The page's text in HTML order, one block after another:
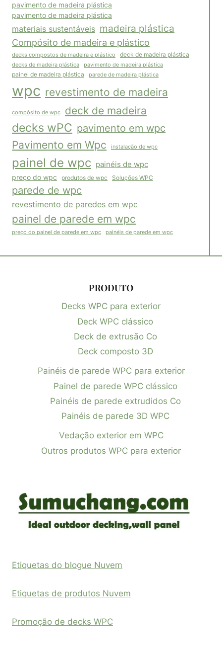
pavimento de madeira plástica
pavimento de madeira plástica
materiais sustentáveis madeira plástica
Compósito de madeira e plástico
decks compostos de madeira e plástico deck de madeira plástica
decks de madeira plástica pavimento de madeira plástica
painel de madeira plástica parede de madeira plástica
wpc revestimento de madeira
compósito de wpc deck de madeira
decks wPC pavimento em wpc
Pavimento em Wpc instalação de wpc
painel de wpc painéis de wpc
preço do wpc produtos de wpc Soluções WPC
parede de wpc
revestimento de paredes em wpc
painel de parede em wpc
preço do painel de parede em wpc painéis de parede em wpc
PRODUTO
Decks WPC para exterior
Deck WPC clássico
Deck de extrusão Co
Deck composto 3D
Painéis de parede WPC para exterior
Painel de parede WPC clássico
Painéis de parede extrudidos Co
Painéis de parede 3D WPC
Vedação exterior em WPC
Outros produtos WPC para exterior
Etiquetas do blogue Nuvem
Etiquetas de produtos Nuvem
Promoção de decks WPC